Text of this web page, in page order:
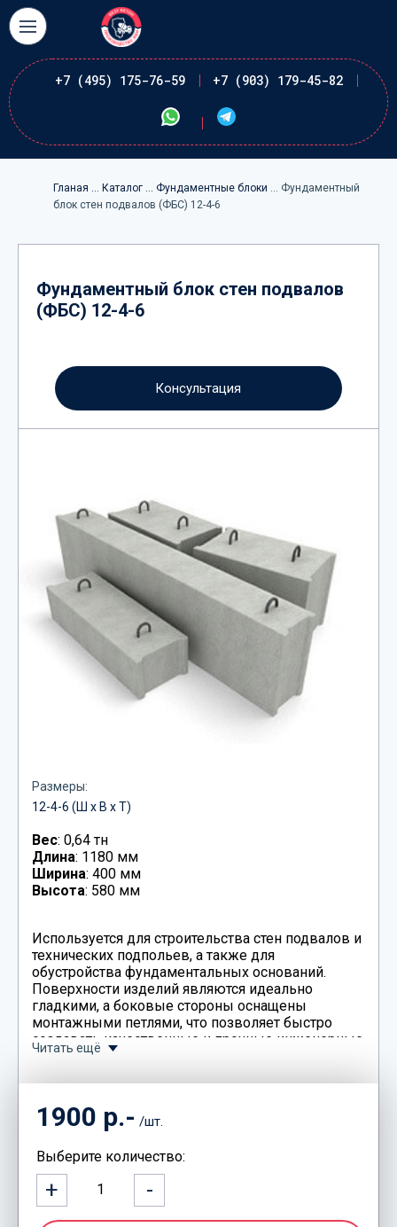
+7 (495) 175-76-59 +7 (903) 179-45-82
Гланая ... Каталог ... Фундаментные блоки ... Фундаментный
блок стен подвалов (ФБС) 12-4-6
Фундаментный блок стен подвалов
(ФБС) 12-4-6
Консультация
Размеры:
12-4-6 (Ш x В x Т)
Вес: 0,64 тн
Длина: 1180 мм
Ширина: 400 мм
Высота: 580 мм
Используется для строительства стен подвалов и
технических подпольев, а также для
обустройства фундаментальных оснований.
Поверхности изделий являются идеально
гладкими, а боковые стороны оснащены
монтажными петлями, что позволяет быстро
создавать качественные и прочные инженерные
конструкции. Размеры блоков ФБС 12-4-6
12 - нормативная длина блока в дм;
4 – нормативная ширина блока в дм;
Оперативно доставим ваш заказ как в Москву,
так и Московсвкую область (Нахабино,
Красногорск, Истра, Истринский и Красногорский
район, Дедовск, Новорижское, Ильинское и
Читать ещё
1900 р.- /шт.
Выберите количество:
+ 1 -